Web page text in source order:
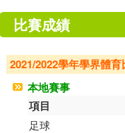
比賽成績
2021/2022學年學界體
本地賽事
項目
足球